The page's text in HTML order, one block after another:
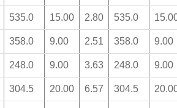
535.0 15.00 2.80 535.0
358.0 9.00 2.51 358.0 9.00
248.0 9.00 3.63 248.0 9.00
304.5 20.00 6.57 304.5